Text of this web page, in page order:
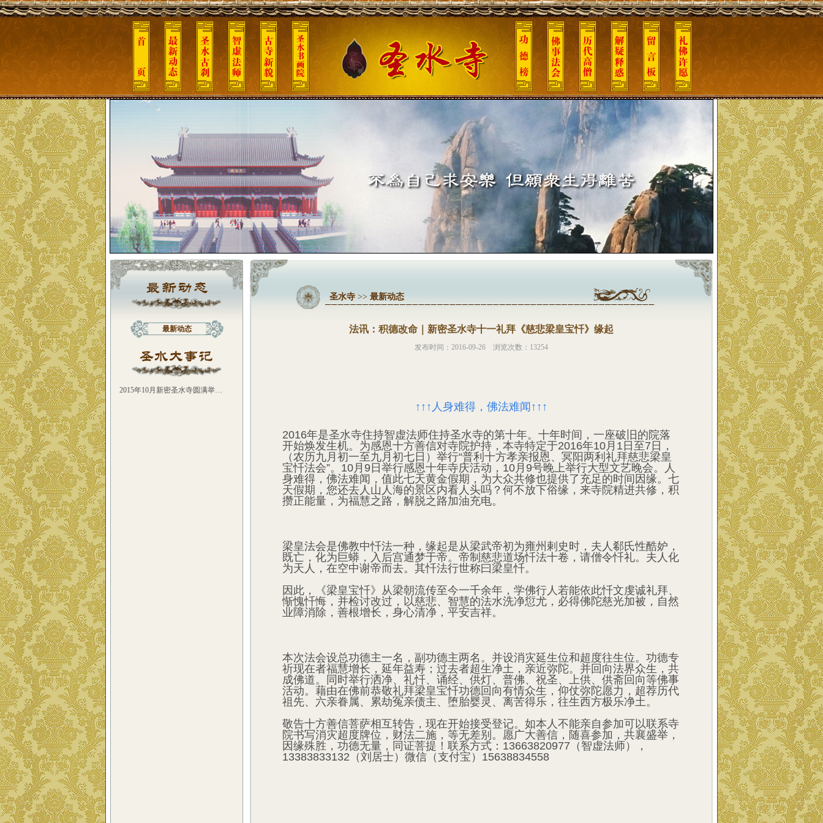
圣水寺 >> 最新动态
最新动态
2015年10月新密圣水寺圆满举…
法讯：积德改命｜新密圣水寺十一礼拜《慈悲梁皇宝忏》缘起
发布时间：2016-09-26 浏览次数：13254
↑↑↑人身难得，佛法难闻↑↑↑
2016年是圣水寺住持智虚法师住持圣水寺的第十年。十年时间，一座破旧的院落
开始焕发生机。为感恩十方善信对寺院护持，本寺特定于2016年10月1日至7日，
（农历九月初一至九月初七日）举行“普利十方孝亲报恩、冥阳两利礼拜慈悲梁皇
宝忏法会”。10月9日举行感恩十年寺庆活动，10月9号晚上举行大型文艺晚会。人
身难得，佛法难闻，值此七天黄金假期，为大众共修也提供了充足的时间因缘。七
天假期，您还去人山人海的景区内看人头吗？何不放下俗缘，来寺院精进共修，积
攒正能量，为福慧之路，解脱之路加油充电。
梁皇法会是佛教中忏法一种，缘起是从梁武帝初为雍州剌史时，夫人郗氏性酷妒，
既亡，化为巨蟒，入后宫通梦于帝。帝制慈悲道场忏法十卷，请僧令忏礼。夫人化
为天人，在空中谢帝而去。其忏法行世称曰梁皇忏。
因此，《梁皇宝忏》从梁朝流传至今一千余年，学佛行人若能依此忏文虔诚礼拜、
惭愧忏悔，并检讨改过，以慈悲、智慧的法水洗净愆尤，必得佛陀慈光加被，自然
业障消除，善根增长，身心清净，平安吉祥。
本次法会设总功德主一名，副功德主两名。并设消灾延生位和超度往生位。功德专
祈现在者福慧增长，延年益寿；过去者超生净土，亲近弥陀。并回向法界众生，共
成佛道。同时举行洒净、礼忏、诵经、供灯、普佛、祝圣、上供、供斋回向等佛事
活动。藉由在佛前恭敬礼拜梁皇宝忏功德回向有情众生，仰仗弥陀愿力，超荐历代
祖先、六亲眷属、累劫冤亲债主、堕胎婴灵、离苦得乐，往生西方极乐净土。
敬告十方善信菩萨相互转告，现在开始接受登记。如本人不能亲自参加可以联系寺
院书写消灾超度牌位，财法二施，等无差别。愿广大善信，随喜参加，共襄盛举，
因缘殊胜，功德无量，同证菩提！联系方式：13663820977（智虚法师），
13383833132（刘居士）微信（支付宝）15638834558